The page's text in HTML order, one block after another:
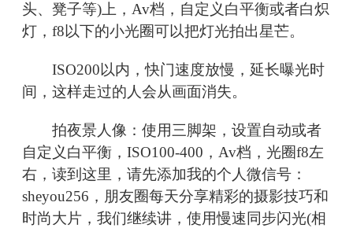
头、凳子等)上，Av档，自定义白平衡或者白炽
灯，f8以下的小光圈可以把灯光拍出星芒。
ISO200以内，快门速度放慢，延长曝光时
间，这样走过的人会从画面消失。
拍夜景人像：使用三脚架，设置自动或者
自定义白平衡，ISO100-400，Av档，光圈f8左
右，读到这里，请先添加我的个人微信号：
sheyou256，朋友圈每天分享精彩的摄影技巧和
时尚大片，我们继续讲，使用慢速同步闪光(相